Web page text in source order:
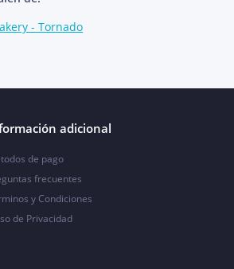
- Tornado
adicional
de pago
frecuentes
y Condiciones
de Privacidad